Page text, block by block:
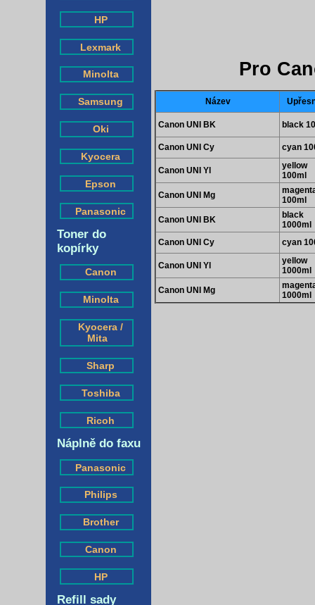
HP
Lexmark
Minolta
Samsung
Oki
Kyocera
Epson
Panasonic
Toner do
kopírky
Canon
Minolta
Kyocera /
Mita
Sharp
Toshiba
Ricoh
Náplně do faxu
Panasonic
Philips
Brother
Canon
HP
Refill sady
Pro
Název
Canon UNI BK black
Canon UNI Cy cyan
Canon UNI Yl
yellow
100ml
Canon UNI Mg
100ml
Canon UNI BK
black
1000ml
Canon UNI Cy
cyan
Canon UNI Yl
yellow
1000ml
Canon UNI Mg
1000ml